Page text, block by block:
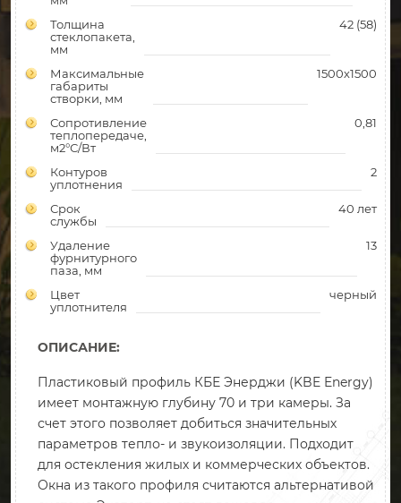
Толщина
стеклопакета,
мм
42 (58)
Максимальные
габариты
створки, мм
1500х1500
Сопротивление
теплопередаче,
м2°С/Вт
0,81
Контуров
уплотнения
2
Срок
службы
40 лет
Удаление
фурнитурного
паза, мм
13
Цвет
уплотнителя
черный
ОПИСАНИЕ:
Пластиковый профиль КБЕ Энерджи (KBE Energy)
имеет монтажную глубину 70 и три камеры. За
счет этого позволяет добиться значительных
параметров тепло- и звукоизоляции. Подходит
для остекления жилых и коммерческих объектов.
Окна из такого профиля считаются альтернативой